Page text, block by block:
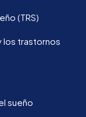
(TRS)
los trastornos
sueño